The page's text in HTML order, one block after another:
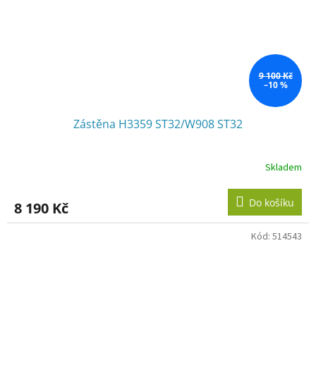
9 100 Kč
–10 %
Zástěna H3359 ST32/W908 ST32
Skladem
8 190 Kč Do košíku
Kód: 514543